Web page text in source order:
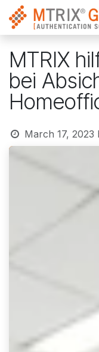
Skip to Content
MTRIX
bei
March 17, 2023